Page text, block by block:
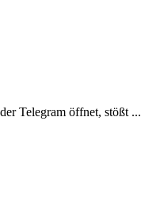
Telegram öffnet, stößt ...